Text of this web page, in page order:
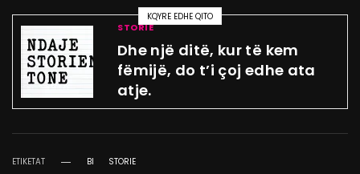
KQYRE EDHE QITO
STORIE
Dhe një ditë, kur të kem
fëmijë, do t’i çoj edhe ata
atje.
ETIKETAT BI STORIE